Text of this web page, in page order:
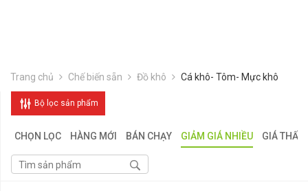
Trang chủ Chế biến sẵn Đồ khô Cá khô- Tôm- Mực khô
Bộ lọc sản phẩm
CHỌN LỌC HÀNG MỚI BÁN CHẠY GIẢM GIÁ NHIỀU GIÁ THẤP